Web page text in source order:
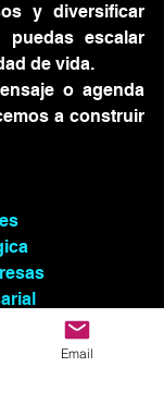
y diversificar
escalar
de vida.
o agenda
a construir
#ingresospasivos
Email